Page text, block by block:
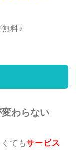
料♪
わらない
てもサービス